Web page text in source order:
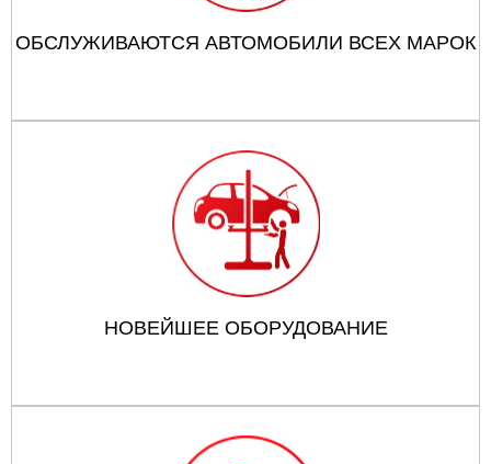
ОБСЛУЖИВАЮТСЯ АВТОМОБИЛИ ВСЕХ МАРОК
НОВЕЙШЕЕ ОБОРУДОВАНИЕ